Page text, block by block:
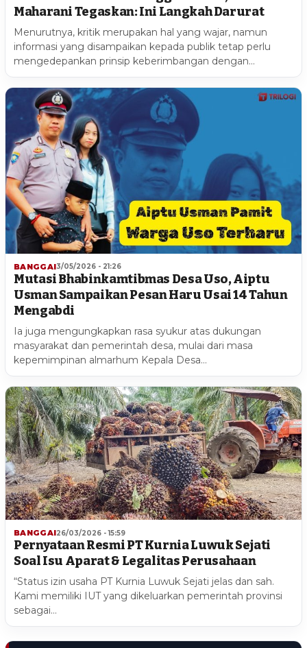
Maharani Tegaskan: Ini Langkah Darurat
Menurutnya, kritik merupakan hal yang wajar, namun
informasi yang disampaikan kepada publik tetap perlu
mengedepankan prinsip keberimbangan dengan…
BANGGAI3/05/2026 - 21:26
Mutasi Bhabinkamtibmas Desa Uso, Aiptu
Usman Sampaikan Pesan Haru Usai 14 Tahun
Mengabdi
Ia juga mengungkapkan rasa syukur atas dukungan
masyarakat dan pemerintah desa, mulai dari masa
kepemimpinan almarhum Kepala Desa…
BANGGAI26/03/2026 - 15:59
Pernyataan Resmi PT Kurnia Luwuk Sejati
Soal Isu Aparat & Legalitas Perusahaan
“Status izin usaha PT Kurnia Luwuk Sejati jelas dan sah.
Kami memiliki IUT yang dikeluarkan pemerintah provinsi
sebagai…